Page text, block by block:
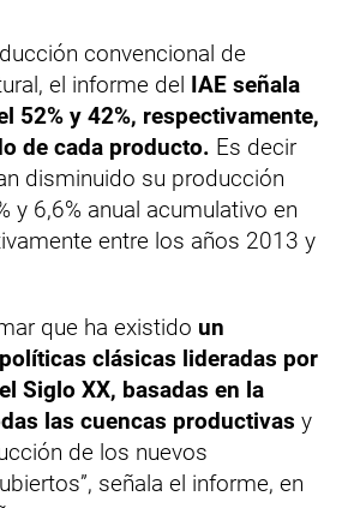
convencional de
el informe del IAE señala
52% y 42%, respectivamente,
de cada producto. Es decir
disminuido su producción
y 6,6% anual acumulativo en
entre los años 2013 y
que ha existido un
clásicas lideradas por
Siglo XX, basadas en la
las cuencas productivas y
de los nuevos
señala el informe, en